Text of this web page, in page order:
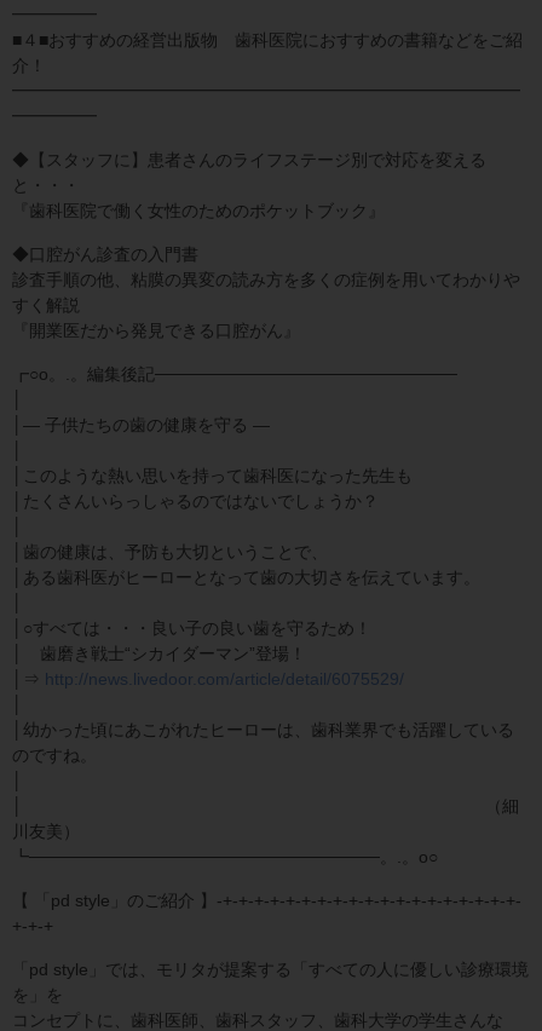
━━━━━
■４■おすすめの経営出版物 歯科医院におすすめの書籍などをご紹
介！
━━━━━━━━━━━━━━━━━━━━━━━━━━━━━━
━━━━━
◆【スタッフに】患者さんのライフステージ別で対応を変える
と・・・
『歯科医院で働く女性のためのポケットブック』
◆口腔がん診査の入門書
診査手順の他、粘膜の異変の読み方を多くの症例を用いてわかりや
すく解説
『開業医だから発見できる口腔がん』
┏○o。.。編集後記─────────────────────────
│― 子供たちの歯の健康を守る ―
│このような熱い思いを持って歯科医になった先生も
│たくさんいらっしゃるのではないでしょうか？
│歯の健康は、予防も大切ということで、
│ある歯科医がヒーローとなって歯の大切さを伝えています。
│○すべては・・・良い子の良い歯を守るため！
│ 歯磨き戦士“シカイダーマン”登場！
│⇒ http://news.livedoor.com/article/detail/6075529/
│幼かった頃にあこがれたヒーローは、歯科業界でも活躍している
のですね。
│ （細
川友美）
┗─────────────────────────────。.。o○
【 「pd style」のご紹介 】-+-+-+-+-+-+-+-+-+-+-+-+-+-+-+-+-+-+-+-
+-+-+
「pd style」では、モリタが提案する「すべての人に優しい診療環境
を」を
コンセプトに、歯科医師、歯科スタッフ、歯科大学の学生さんな